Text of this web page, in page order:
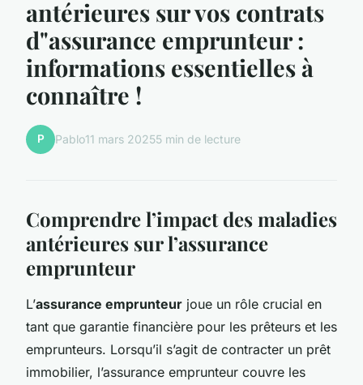
antérieures sur vos contrats
d"assurance emprunteur :
informations essentielles à
connaître !
P Pablo11 mars 20255 min de lecture
Comprendre l’impact des maladies
antérieures sur l’assurance
emprunteur
L’assurance emprunteur joue un rôle crucial en
tant que garantie financière pour les prêteurs et les
emprunteurs. Lorsqu’il s’agit de contracter un prêt
immobilier, l’assurance emprunteur couvre les